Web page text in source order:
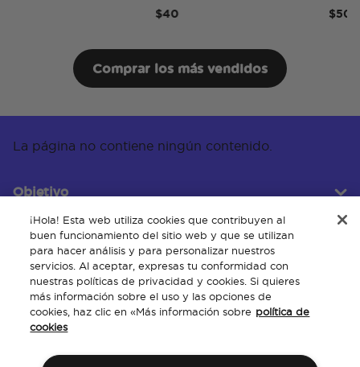
$40
$50
Comprar los más vendidos
La página no contiene ningún contenido.
Objetivo
Servicio al cliente
Acerca de
¡Hola! Esta web utiliza cookies que contribuyen al
buen funcionamiento del sitio web y que se utilizan
para hacer análisis y para personalizar nuestros
servicios. Al aceptar, expresas tu conformidad con
nuestras políticas de privacidad y cookies. Si quieres
más información sobre el uso y las opciones de
cookies, haz clic en «Más información sobre política de
cookies